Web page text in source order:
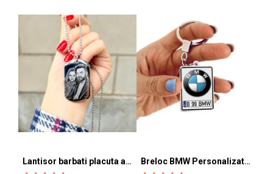
Lantisor barbati placuta army (inox) Breloc BMW Personalizat cu Marca si Numarul Masinii